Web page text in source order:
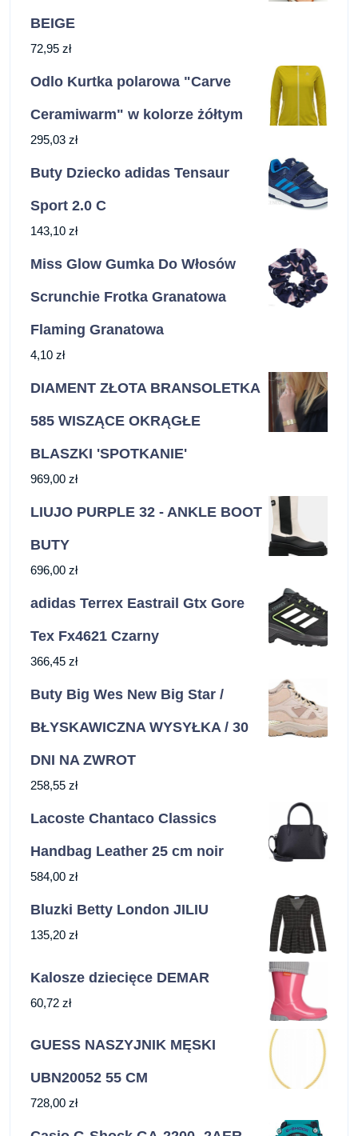
BEIGE
72,95 zł
Odlo Kurtka polarowa "Carve
Ceramiwarm" w kolorze żółtym
295,03 zł
Buty Dziecko adidas Tensaur
Sport 2.0 C
143,10 zł
Miss Glow Gumka Do Włosów
Scrunchie Frotka Granatowa
Flaming Granatowa
4,10 zł
DIAMENT ZŁOTA BRANSOLETKA
585 WISZĄCE OKRĄGŁE
BLASZKI 'SPOTKANIE'
969,00 zł
LIUJO PURPLE 32 - ANKLE BOOT
BUTY
696,00 zł
adidas Terrex Eastrail Gtx Gore
Tex Fx4621 Czarny
366,45 zł
Buty Big Wes New Big Star /
BŁYSKAWICZNA WYSYŁKA / 30
DNI NA ZWROT
258,55 zł
Lacoste Chantaco Classics
Handbag Leather 25 cm noir
584,00 zł
Bluzki Betty London JILIU
135,20 zł
Kalosze dziecięce DEMAR
60,72 zł
GUESS NASZYJNIK MĘSKI
UBN20052 55 CM
728,00 zł